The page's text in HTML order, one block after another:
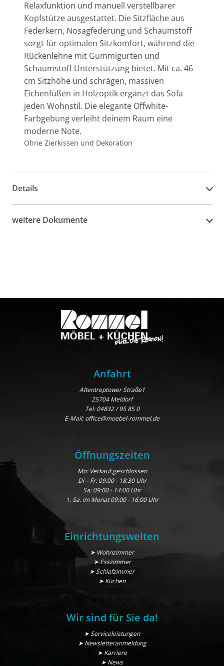
Relaxfunktion und manuell verstellbarer
Kopfstütze ausgestattet. Die Sitzfläche aus
Federkern, Nosagfederung und Schaumstoff
sorgt für optimalen Sitzkomfort, während die
Rückenlehne mit Gummigurten und
Schaumstoff Unterstützung bietet. Mit ca. 46
cm Sitzhöhe und schrägen, massiven
Eichenfüßen in Holzoptik ergänzt das Sofa
jeden Wohnstil. Die elegante Offwhite-
Farbgebung verleiht deinem Raum eine
moderne Note.
Ohne Zierkissen und Dekoration
Details
weitere Dokumente
Anfahrt
Altentreptower Straße1
25704 Meldorf
Tel:04832 / 95 85 0
E-Mail:office@moebel-rommel.de
Öffnungszeiten
Mo: Verkauf geschlossen
Di – Fr: 09:00 - 18:30 Uhr
Sa: 09:00 - 14:00 Uhr
1. Sa. im Monat 09:00 - 16:00 Uhr
Einrichtungswelten
➤ Wohnzimmer
➤ Esszimmer
➤ Schlafzimmer
➤ Küchen
Wir sind für Sie da!
➤ Serviceleistungen
➤ Newsletteranmeldung
➤ Karriere
➤ News